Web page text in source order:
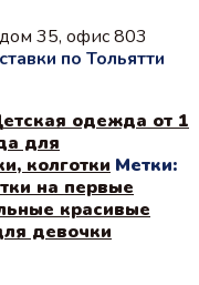
35, офис 803
по Тольятти
одежда от 1
для
колготки Метки:
на первые
красивые
девочки